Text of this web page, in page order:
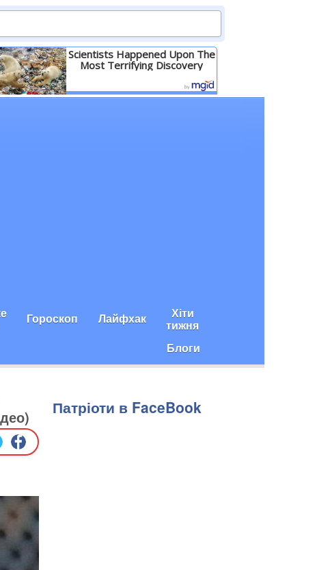
Scientists Happened Upon The
Most Terrifying Discovery
Детальніше
Гороскоп Лайфхак Хіти
тижня
Блоги
Патріоти в FaceBook